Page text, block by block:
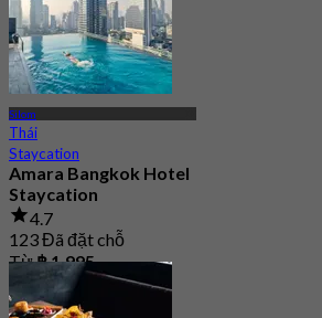
Silom
Thái
Staycation
Amara Bangkok Hotel
Staycation
4.7
123 Đã đặt chỗ
Từ฿ 1,995